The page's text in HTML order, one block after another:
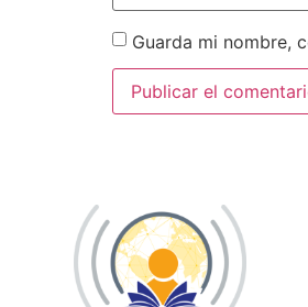
Guarda mi nombre,